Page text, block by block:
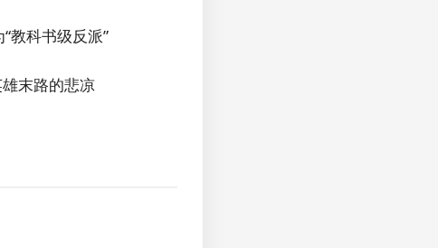
教科书级反派”
末路的悲凉